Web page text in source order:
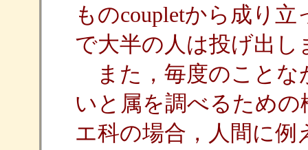
ものcoupletから成り
で大半の人は投げ出し
また，毎度のことな
いと属を調べるため
エ科の場合，人間に